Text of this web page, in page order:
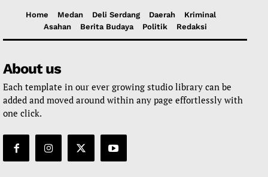
Home Medan Deli Serdang Daerah
Kriminal
Asahan
Berita Budaya Politik Redaksi
About us
Each template in our ever growing studio library can be
added and moved around within any page effortlessly with
one click.